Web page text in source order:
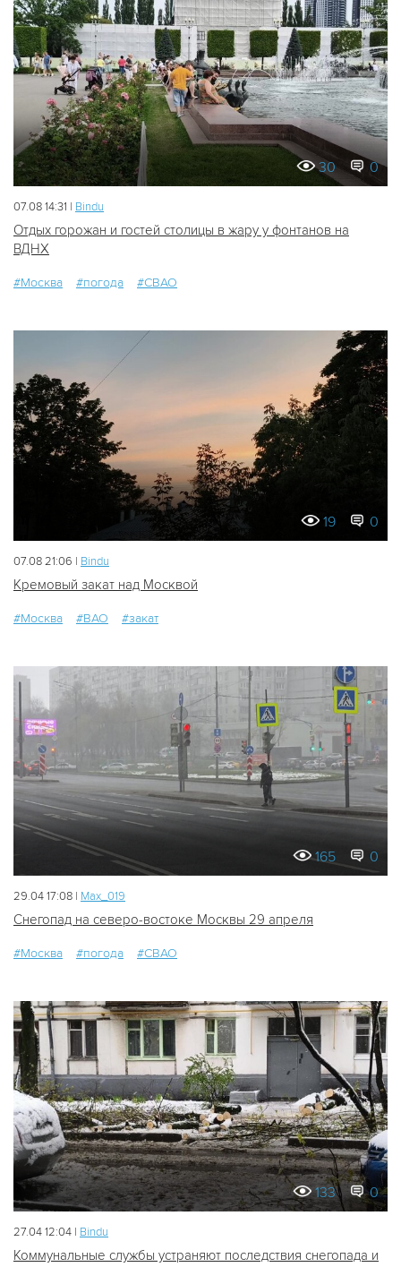
30 0
07.08 14:31 | Bindu
Отдых горожан и гостей столицы в жару у фонтанов на
ВДНХ
#Москва #погода #СВАО
19 0
07.08 21:06 | Bindu
Кремовый закат над Москвой
#Москва #ВАО #закат
165 0
29.04 17:08 | Мах_019
Снегопад на северо-востоке Москвы 29 апреля
#Москва #погода #СВАО
133 0
27.04 12:04 | Bindu
Коммунальные службы устраняют последствия снегопада и